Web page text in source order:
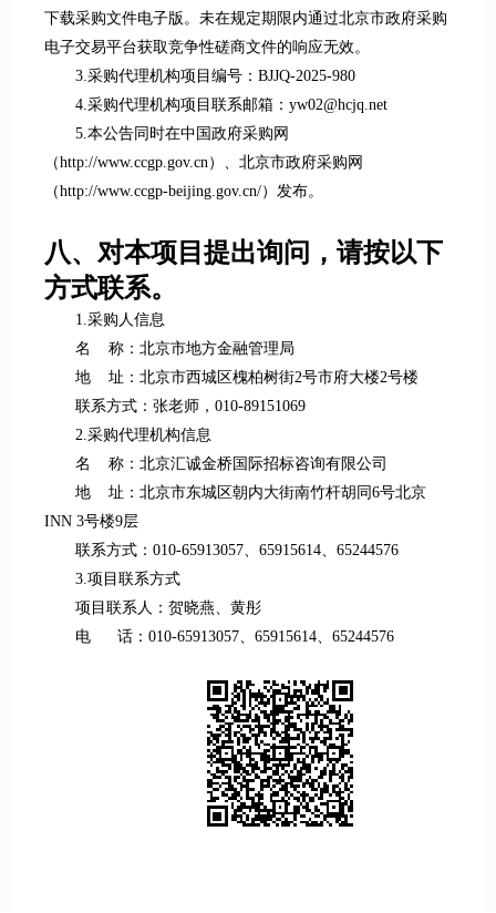
下载采购文件电子版。未在规定期限内通过北京市政府采购
电子交易平台获取竞争性磋商文件的响应无效。
3.采购代理机构项目编号：BJJQ-2025-980
4.采购代理机构项目联系邮箱：yw02@hcjq.net
5.本公告同时在中国政府采购网
（http://www.ccgp.gov.cn）、北京市政府采购网
（http://www.ccgp-beijing.gov.cn/）发布。
八、对本项目提出询问，请按以下
方式联系。
1.采购人信息
名 称：北京市地方金融管理局
地 址：北京市西城区槐柏树街2号市府大楼2号楼
联系方式：张老师，010-89151069
2.采购代理机构信息
名 称：北京汇诚金桥国际招标咨询有限公司
地 址：北京市东城区朝内大街南竹杆胡同6号北京
INN 3号楼9层
联系方式：010-65913057、65915614、65244576
3.项目联系方式
项目联系人：贺晓燕、黄彤
电 话：010-65913057、65915614、65244576